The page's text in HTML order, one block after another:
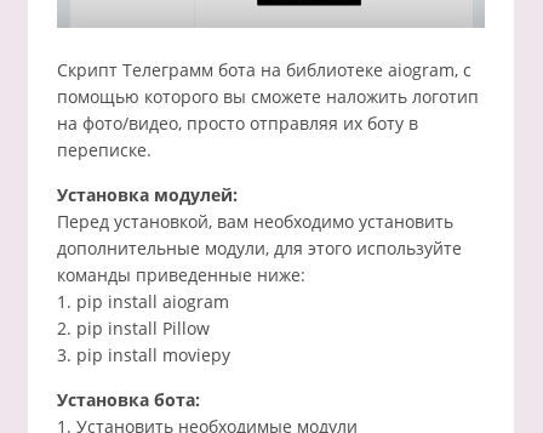
Скрипт Телеграмм бота на библиотеке aiogram, с
помощью которого вы сможете наложить логотип
на фото/видео, просто отправляя их боту в
переписке.
Установка модулей:
Перед установкой, вам необходимо установить
дополнительные модули, для этого используйте
команды приведенные ниже:
1. pip install aiogram
2. pip install Pillow
3. pip install moviepy
Установка бота:
1. Установить необходимые модули